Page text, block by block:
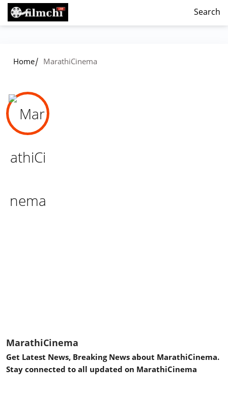
Search
Home/ MarathiCinema
MarathiCinema
Get Latest News, Breaking News about MarathiCinema.
Stay connected to all updated on MarathiCinema